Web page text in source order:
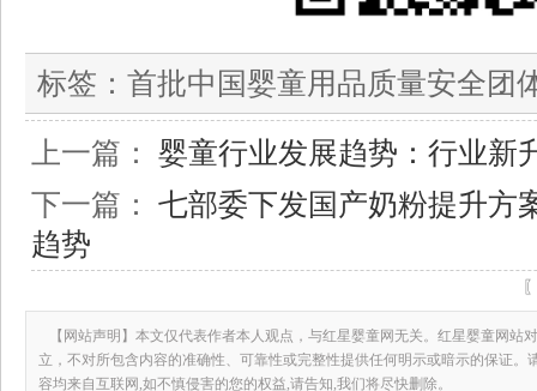
标签： 首批中国婴童用品质量安全团
上一篇： 婴童行业发展趋势：行业新
下一篇： 七部委下发国产奶粉提升方
趋势
【网站声明】本文仅代表作者本人观点，与红星婴童网无关。红星婴童网站
立，不对所包含内容的准确性、可靠性或完整性提供任何明示或暗示的保证。
容均来自互联网,如不慎侵害的您的权益,请告知,我们将尽快删除。